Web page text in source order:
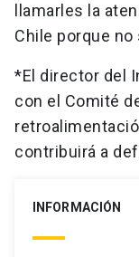
llamarles la
Chile porque
*El director del
con el Comité
contribuirá a
INFORMACIÓN